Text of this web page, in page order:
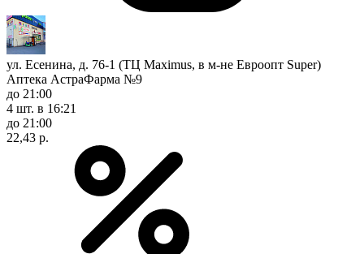
ул. Есенина, д. 76-1 (ТЦ Maximus, в м-не Евроопт Super)
Аптека АстраФарма №9
до 21:00
4 шт. в 16:21
до 21:00
22,43 р.